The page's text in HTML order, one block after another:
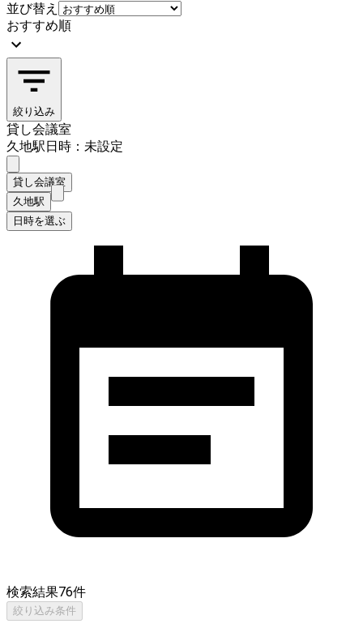
並び替え
おすすめ順
絞り込み
貸し会議室
久地駅日時：未設定
貸し会議室
久地駅
日時を選ぶ
検索結果76件
絞り込み条件